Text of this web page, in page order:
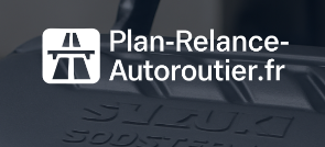
au
contenu